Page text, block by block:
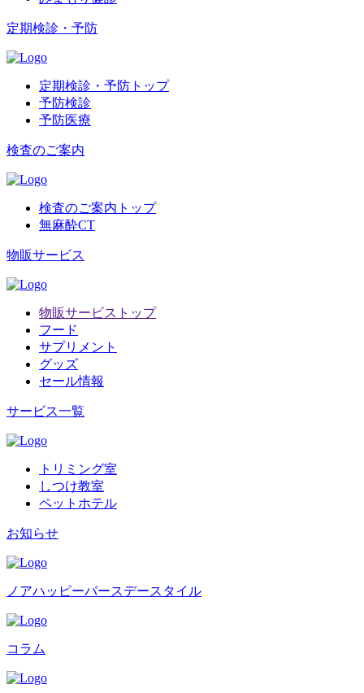
定期検診・予防
定期検診・予防トップ
予防検診
予防医療
検査のご案内
検査のご案内トップ
無麻酔CT
物販サービス
物販サービストップ
フード
サプリメント
グッズ
セール情報
サービス一覧
トリミング室
しつけ教室
ペットホテル
お知らせ
ノアハッピーバースデースタイル
コラム